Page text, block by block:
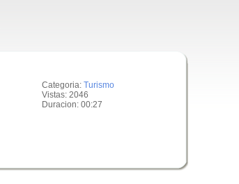
Categoria: Turismo
Vistas: 2046
Duracion: 00:27